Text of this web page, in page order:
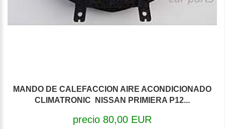
MANDO DE CALEFACCION AIRE ACONDICIONADO
CLIMATRONIC NISSAN PRIMIERA P12...
precio 80,00 EUR